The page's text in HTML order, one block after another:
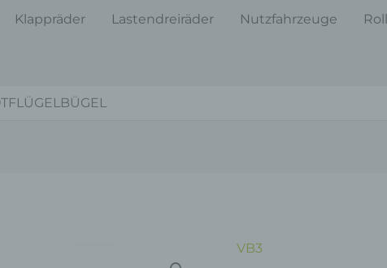
Klappräder Lastendreiräder Nutzfahrzeuge
VB3
VB3